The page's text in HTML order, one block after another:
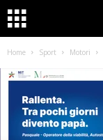
Home Sport Motori